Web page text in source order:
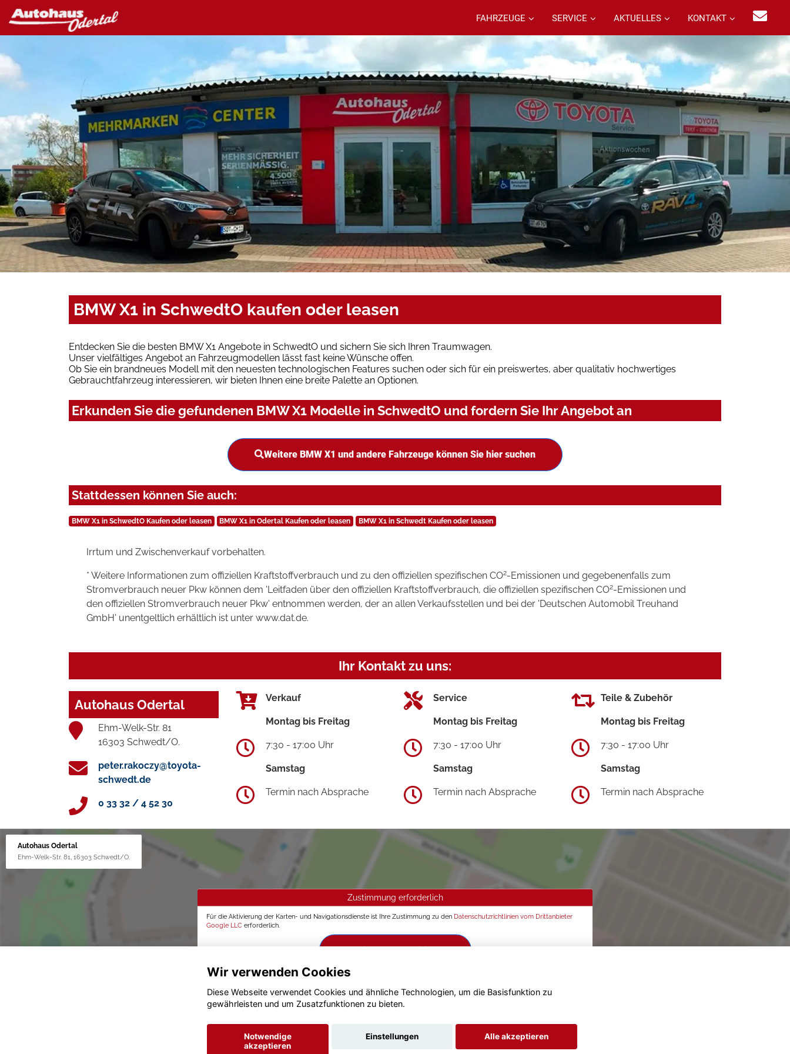
FAHRZEUGE SERVICE AKTUELLES KONTAKT
BMW X1 in SchwedtO kaufen oder leasen
Entdecken Sie die besten BMW X1 Angebote in SchwedtO und sichern Sie sich Ihren Traumwagen.
Unser vielfältiges Angebot an Fahrzeugmodellen lässt fast keine Wünsche offen.
Ob Sie ein brandneues Modell mit den neuesten technologischen Features suchen oder sich für ein preiswertes, aber qualitativ hochwertiges
Gebrauchtfahrzeug interessieren, wir bieten Ihnen eine breite Palette an Optionen.
Erkunden Sie die gefundenen BMW X1 Modelle in SchwedtO und fordern Sie Ihr Angebot an
Weitere BMW X1 und andere Fahrzeuge können Sie hier suchen
Stattdessen können Sie auch:
BMW X1 in SchwedtO Kaufen oder leasen BMW X1 in Odertal Kaufen oder leasen BMW X1 in Schwedt Kaufen oder leasen
Irrtum und Zwischenverkauf vorbehalten.
* Weitere Informationen zum offiziellen Kraftstoffverbrauch und zu den offiziellen spezifischen CO2-Emissionen und gegebenenfalls zum
Stromverbrauch neuer Pkw können dem 'Leitfaden über den offiziellen Kraftstoffverbrauch, die offiziellen spezifischen CO2-Emissionen und
den offiziellen Stromverbrauch neuer Pkw' entnommen werden, der an allen Verkaufsstellen und bei der 'Deutschen Automobil Treuhand
GmbH' unentgeltlich erhältlich ist unter www.dat.de.
Ihr Kontakt zu uns:
Autohaus Odertal
Ehm-Welk-Str. 81
16303 Schwedt/O.
peter.rakoczy@toyota-
schwedt.de
0 33 32 / 4 52 30
Verkauf
Montag bis Freitag
7:30 - 17:00 Uhr
Samstag
Termin nach Absprache
Service
Montag bis Freitag
7:30 - 17:00 Uhr
Samstag
Termin nach Absprache
Teile & Zubehör
Montag bis Freitag
7:30 - 17:00 Uhr
Samstag
Termin nach Absprache
Autohaus Odertal
Ehm-Welk-Str. 81, 16303 Schwedt/O.
Zustimmung erforderlich
Für die Aktivierung der Karten- und Navigationsdienste ist Ihre Zustimmung zu den Datenschutzrichtlinien vom Drittanbieter
Google LLC erforderlich.
Wir verwenden Cookies
Diese Webseite verwendet Cookies und ähnliche Technologien, um die Basisfunktion zu
gewährleisten und um Zusatzfunktionen zu bieten.
Notwendige
akzeptieren
Einstellungen Alle akzeptieren